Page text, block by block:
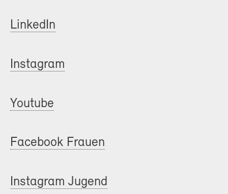
LinkedIn
Instagram
Youtube
Facebook Frauen
Instagram Jugend